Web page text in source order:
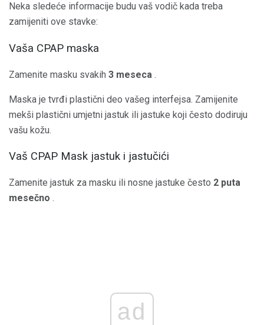
Neka sledeće informacije budu vaš vodič kada treba
zamijeniti ove stavke:
Vaša CPAP maska
Zamenite masku svakih 3 meseca .
Maska je tvrđi plastični deo vašeg interfejsa. Zamijenite
mekši plastični umjetni jastuk ili jastuke koji često dodiruju
vašu kožu.
Vaš CPAP Mask jastuk i jastučići
Zamenite jastuk za masku ili nosne jastuke često 2 puta
mesečno .
ad